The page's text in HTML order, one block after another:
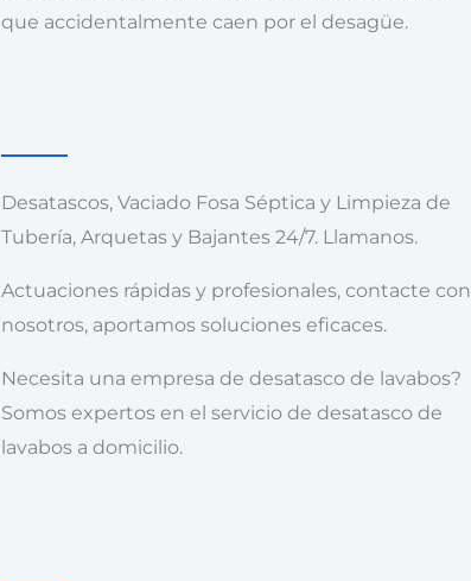
que accidentalmente caen por el desagüe.
Desatascos, Vaciado Fosa Séptica y Limpieza de
Tubería, Arquetas y Bajantes 24/7. Llamanos.
Actuaciones rápidas y profesionales, contacte con
nosotros, aportamos soluciones eficaces.
Necesita una empresa de desatasco de lavabos?
Somos expertos en el servicio de desatasco de
lavabos a domicilio.